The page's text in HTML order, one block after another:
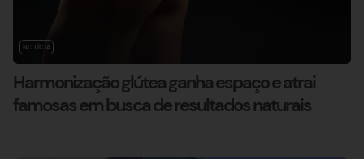
NOTÍCIA
Harmonização glútea ganha espaço e atrai
famosas em busca de resultados naturais